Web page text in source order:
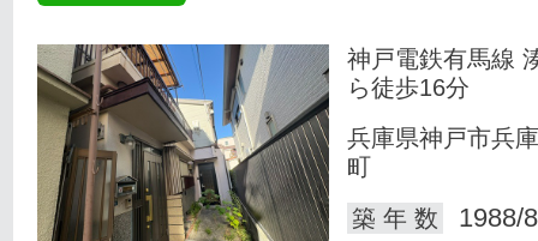
神戸電鉄有馬線
ら徒歩16分
兵庫県神戸市兵
町
築 年 数
1988/